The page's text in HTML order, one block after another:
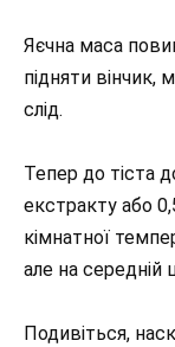
Яєчна маса
підняти вінчик,
слід.
Тепер до тіста
екстракту або
кімнатної
але на середній
Подивіться,